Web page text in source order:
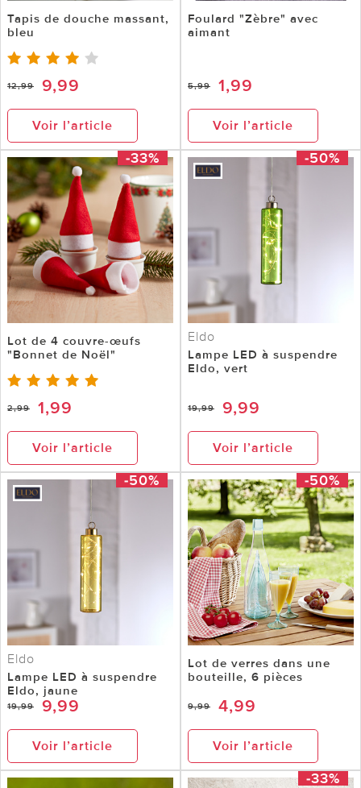
Tapis de douche massant,
bleu
12,99 9,99
Voir l’article
Foulard "Zèbre" avec
aimant
5,99 1,99
Voir l’article
-33%
Lot de 4 couvre-œufs
"Bonnet de Noël"
2,99 1,99
Voir l’article
-50%
Eldo
Lampe LED à suspendre
Eldo, vert
19,99 9,99
Voir l’article
-50%
Eldo
Lampe LED à suspendre
Eldo, jaune
19,99 9,99
Voir l’article
-50%
Lot de verres dans une
bouteille, 6 pièces
9,99 4,99
Voir l’article
-33%